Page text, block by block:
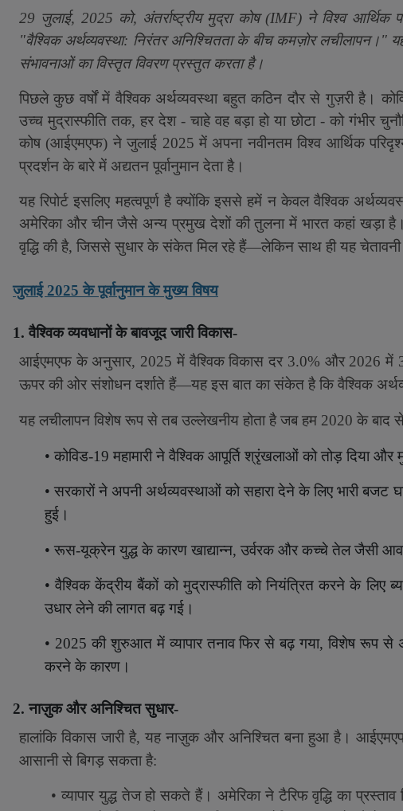
29 जुलाई, 2025 को, अंतर्राष्ट्रीय मुद्रा कोष (IMF) ने विश्व आर्थिक
"वैश्विक अर्थव्यवस्था: निरंतर अनिश्चितता के बीच कमज़ोर लचीलापन।"
संभावनाओं का विस्तृत विवरण प्रस्तुत करता है।
पिछले कुछ वर्षों में वैश्विक अर्थव्यवस्था बहुत कठिन दौर से गुज़री है।
उच्च मुद्रास्फीति तक, हर देश - चाहे वह बड़ा हो या छोटा - को गंभीर
कोष (आईएमएफ) ने जुलाई 2025 में अपना नवीनतम विश्व आर्थिक
प्रदर्शन के बारे में अद्यतन पूर्वानुमान देता है।
यह रिपोर्ट इसलिए महत्वपूर्ण है क्योंकि इससे हमें न केवल वैश्विक
अमेरिका और चीन जैसे अन्य प्रमुख देशों की तुलना में भारत कहां खड़ा
वृद्धि की है, जिससे सुधार के संकेत मिल रहे हैं—लेकिन साथ ही यह
जुलाई 2025 के पूर्वानुमान के मुख्य विषय
1. वैश्विक व्यवधानों के बावजूद जारी विकास-
आईएमएफ के अनुसार, 2025 में वैश्विक विकास दर 3.0% और 2026
ऊपर की ओर संशोधन दर्शाते हैं—यह इस बात का संकेत है कि वैश्विक
यह लचीलापन विशेष रूप से तब उल्लेखनीय होता है जब हम 2020 के बाद
• कोविड-19 महामारी ने वैश्विक आपूर्ति श्रृंखलाओं को तोड़ दिया और
•सरकारों ने अपनी अर्थव्यवस्थाओं को सहारा देने के लिए भारी बजट
हुई।
• रूस-यूक्रेन युद्ध के कारण खाद्यान्न, उर्वरक और कच्चे तेल जैसी
•वैश्विक केंद्रीय बैंकों को मुद्रास्फीति को नियंत्रित करने के लिए
उधार लेने की लागत बढ़ गई।
• 2025 की शुरुआत में व्यापार तनाव फिर से बढ़ गया,विशेष रूप से
करने के कारण।
2. नाज़ुक और अनिश्चित सुधार-
हालांकि विकास जारी है, यह नाज़ुक और अनिश्चित बना हुआ है। आईएमएफ
आसानी से बिगड़ सकता है:
• व्यापार युद्ध तेज हो सकते हैं। अमेरिका ने टैरिफ वृद्धि का प्रस्ताव